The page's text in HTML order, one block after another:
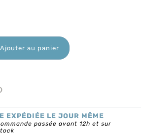
Ajouter au panier
EXPÉDIÉE LE JOUR MÊME
passée avant 12h et sur